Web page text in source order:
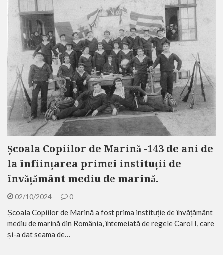
Școala Copiilor de Marină -143 de ani de
la înființarea primei instituții de
învățământ mediu de marină.
02/10/2024 0
Școala Copiilor de Marină a fost prima instituție de învățământ
mediu de marină din România, întemeiată de regele Carol I, care
și-a dat seama de…